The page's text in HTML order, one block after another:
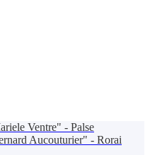
Ventre" - Palse
Aucouturier" - Rorai